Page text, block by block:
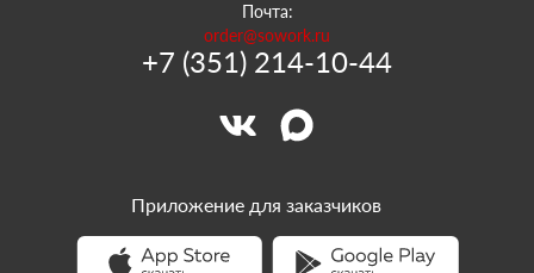
Почта:
order@sowork.ru
+7 (351) 214-10-44
Приложение для заказчиков